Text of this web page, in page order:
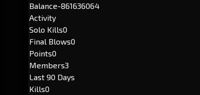
Balance-861636064
Activity
Solo Kills0
Final Blows0
Points0
Members3
Last 90 Days
Kills0